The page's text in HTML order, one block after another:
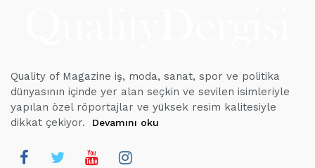
Quality of Magazine iş, moda, sanat, spor ve politika
dünyasının içinde yer alan seçkin ve sevilen isimleriyle
yapılan özel röportajlar ve yüksek resim kalitesiyle
dikkat çekiyor.
Devamını oku